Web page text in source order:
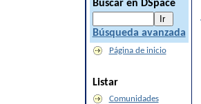
Buscar en DSpace
Búsqueda avanzada
Página de inicio
Listar
Comunidades